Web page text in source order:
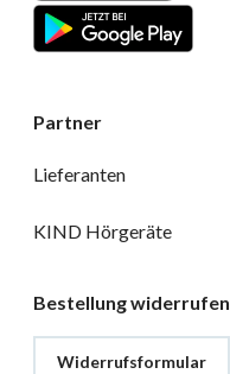
Partner
Lieferanten
KIND Hörgeräte
Bestellung widerrufen
Widerrufsformular